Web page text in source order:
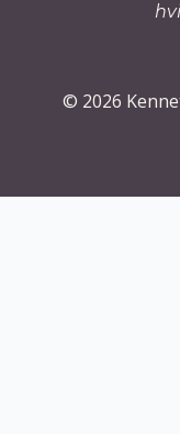
© 2026